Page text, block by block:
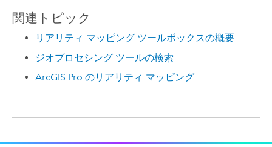
関連トピック
リアリティ マッピング ツールボックスの概要
ジオプロセシング ツールの検索
ArcGIS Pro のリアリティ マッピング